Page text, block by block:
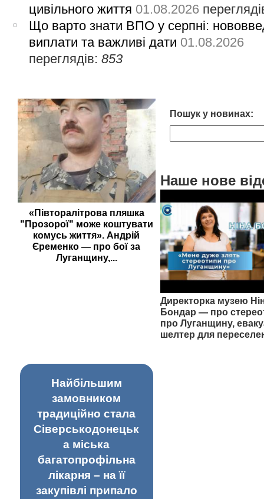
цивільного життя 01.08.2026
Що варто знати ВПО у серпні:
виплати та важливі дати 01.08.2026
переглядів:853
«Півторалітрова пляшка
"Прозорої" може коштувати
комусь життя». Андрій
Єременко — про бої за
Луганщину,...
Пошук у новинах:
Наше нове
Директорка музею
Бондар — про
про Луганщину,
шелтер для
Найбільшим
замовником
традиційно стала
Сіверськодонецьк
а міська
багатопрофільна
лікарня – на її
закупівлі припало